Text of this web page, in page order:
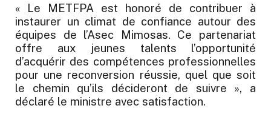
« Le METFPA est honoré de contribuer à
instaurer un climat de confiance autour des
équipes de l’Asec Mimosas. Ce partenariat
offre aux jeunes talents l’opportunité
d’acquérir des compétences professionnelles
pour une reconversion réussie, quel que soit
le chemin qu’ils décideront de suivre », a
déclaré le ministre avec satisfaction.